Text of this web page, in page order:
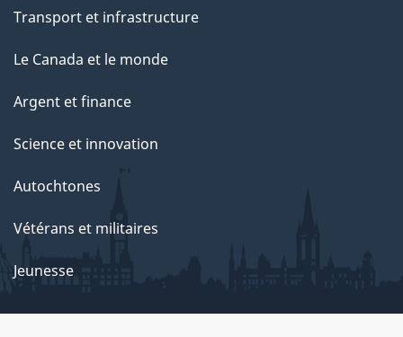
Transport et infrastructure
Le Canada et le monde
Argent et finance
Science et innovation
Autochtones
Vétérans et militaires
Jeunesse